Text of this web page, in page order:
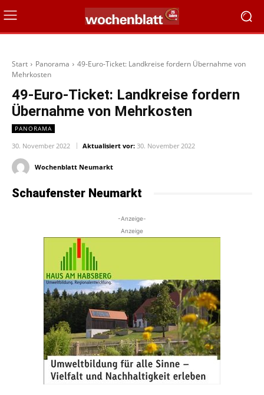
Start Panorama
49-Euro-Ticket: Landkreise fordern Übernahme von
Mehrkosten
49-Euro-Ticket: Landkreise fordern
Übernahme von Mehrkosten
PANORAMA
30. November 2022 Aktualisiert vor: 30. November 2022
Wochenblatt Neumarkt
Schaufenster Neumarkt
-Anzeige-
Anzeige